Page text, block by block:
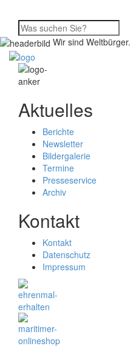
Wir sind Weltbürger.
Aktuelles
Berichte
Newsletter
Bildergalerie
Termine
Presseservice
Archiv
Kontakt
Kontakt
Datenschutz
Impressum